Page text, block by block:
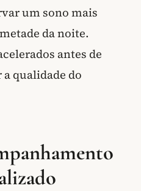
um sono mais
da noite.
antes de
qualidade do